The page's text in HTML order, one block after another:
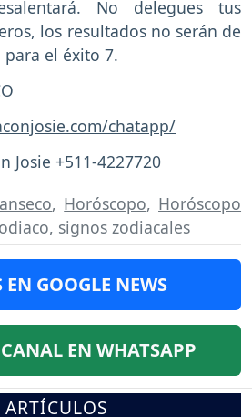
No delegues tus
los resultados no serán de
el éxito 7.
chatapp/
Josie +511-4227720
, Horóscopo, Horóscopo
, signos zodiacales
EN GOOGLE NEWS
EN WHATSAPP
ARTÍCULOS